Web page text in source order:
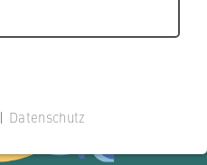
| Datenschutz